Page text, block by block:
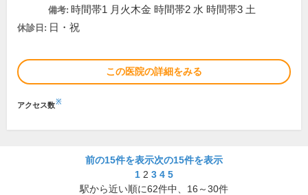
備考: 時間帯1 月火木金 時間帯2 水 時間帯3 土
休診日: 日・祝
この医院の詳細をみる
アクセス数※
前の15件を表示次の15件を表示
1 2 3 4 5
駅から近い順に62件中、 16～30件